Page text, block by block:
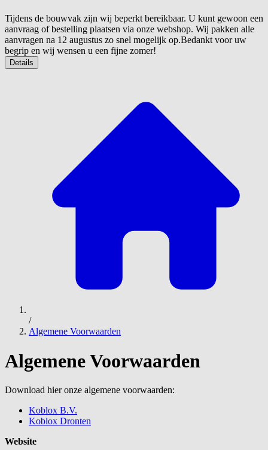
Tijdens de bouwvak zijn wij beperkt bereikbaar. U kunt gewoon een
aanvraag of bestelling plaatsen via onze webshop. Wij pakken alle
aanvragen na 12 augustus zo snel mogelijk op.Bedankt voor uw
begrip en wij wensen u een fijne zomer!
Details
/
Algemene Voorwaarden
Algemene Voorwaarden
Download hier onze algemene voorwaarden:
Koblox B.V.
Koblox Dronten
Website